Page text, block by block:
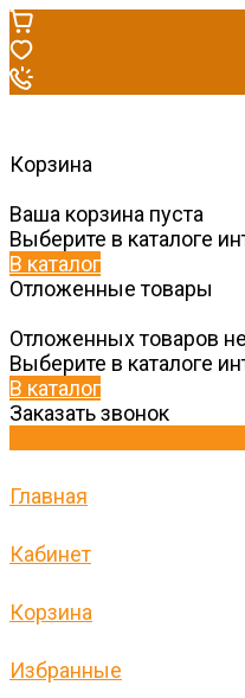
Корзина
Ваша корзина пуста
Выберите в каталоге
В каталог
Отложенные товары
Отложенных товаров
Выберите в каталоге
В каталог
Заказать звонок
Главная
Кабинет
Корзина
Избранные